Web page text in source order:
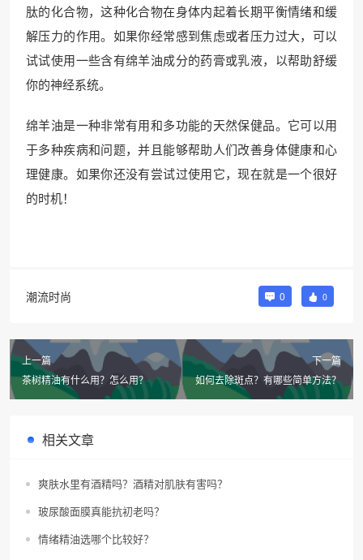
肽的化合物，这种化合物在身体内起着长期平衡情绪和缓
解压力的作用。如果你经常感到焦虑或者压力过大，可以
试试使用一些含有绵羊油成分的药膏或乳液，以帮助舒缓
你的神经系统。
绵羊油是一种非常有用和多功能的天然保健品。它可以用
于多种疾病和问题，并且能够帮助人们改善身体健康和心
理健康。如果你还没有尝试过使用它，现在就是一个很好
的时机！
潮流时尚 0 0
上一篇
茶树精油有什么用？怎么用？
下一篇
如何去除斑点？有哪些简单方法？
相关文章
爽肤水里有酒精吗？酒精对肌肤有害吗？
玻尿酸面膜真能抗初老吗？
情绪精油选哪个比较好？